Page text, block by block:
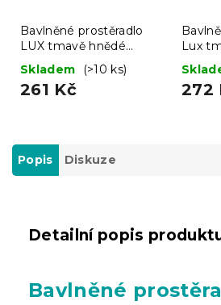
Bavlněné prostěradlo
LUX tmavě hnědé
220x240 cm
Skladem (>10 ks)
261 Kč
Lux
272
Popis Diskuze
Detailní popis
Bavlněné